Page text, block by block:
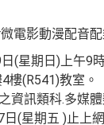
電影動漫配音
(星期日)上午9
樓(R541)教室。
資訊類科.多媒
(星期五 )止上